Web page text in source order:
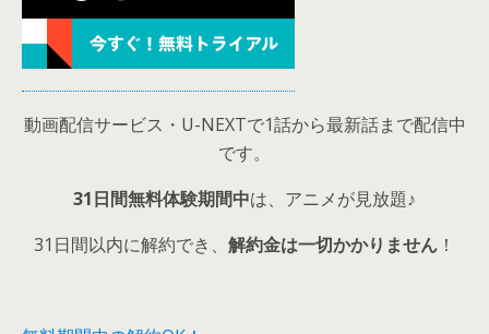
動画配信サービス・U-NEXTで1話から最新話まで配信中
です。
31日間無料体験期間中は、アニメが見放題♪
31日間以内に解約でき、 解約金は一切かかりません ！